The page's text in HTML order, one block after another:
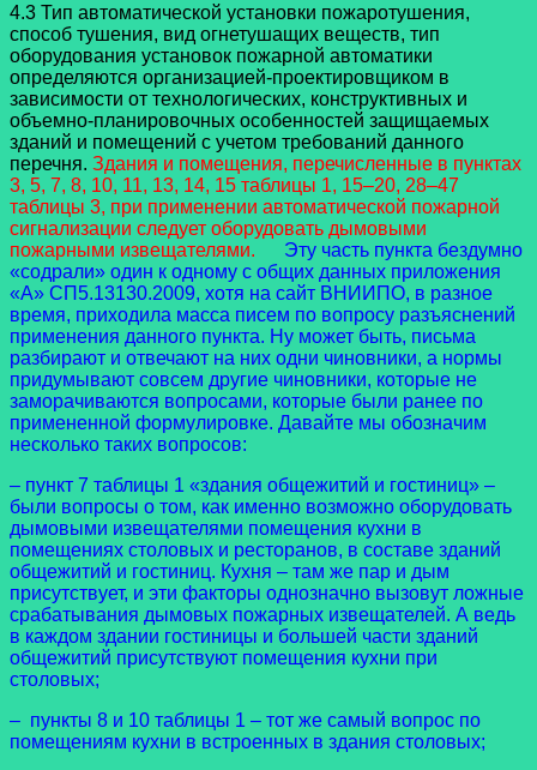
4.3 Тип автоматической установки пожаротушения,
способ тушения, вид огнетушащих веществ, тип
оборудования установок пожарной автоматики
определяются организацией-проектировщиком в
зависимости от технологических, конструктивных и
объемно-планировочных особенностей защищаемых
зданий и помещений с учетом требований данного
перечня. Здания и помещения, перечисленные в пунктах
3, 5, 7, 8, 10, 11, 13, 14, 15 таблицы 1, 15–20, 28–47
таблицы 3, при применении автоматической пожарной
сигнализации следует оборудовать дымовыми
пожарными извещателями.
Эту часть пункта бездумно
«содрали» один к одному с общих данных приложения
«А» СП5.13130.2009, хотя на сайт ВНИИПО, в разное
время, приходила масса писем по вопросу разъяснений
применения данного пункта. Ну может быть, письма
разбирают и отвечают на них одни чиновники, а нормы
придумывают совсем другие чиновники, которые не
заморачиваются вопросами, которые были ранее по
примененной формулировке. Давайте мы обозначим
несколько таких вопросов:
– пункт 7 таблицы 1 «здания общежитий и гостиниц» –
были вопросы о том, как именно возможно оборудовать
дымовыми извещателями помещения кухни в
помещениях столовых и ресторанов, в составе зданий
общежитий и гостиниц. Кухня – там же пар и дым
присутствует, и эти факторы однозначно вызовут ложные
срабатывания дымовых пожарных извещателей. А ведь
в каждом здании гостиницы и большей части зданий
общежитий присутствуют помещения кухни при
столовых;
– пункты 8 и 10 таблицы 1 – тот же самый вопрос по
помещениям кухни в встроенных в здания столовых;